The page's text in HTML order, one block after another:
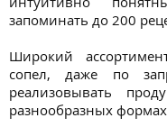
запоминать до 200
Широкий
сопел, даже по
реализовывать
разнообразных